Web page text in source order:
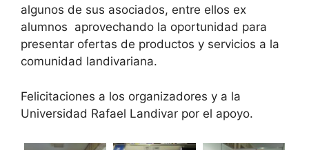
algunos de sus asociados, entre ellos ex
alumnos aprovechando la oportunidad para
presentar ofertas de productos y servicios a la
comunidad landivariana.
Felicitaciones a los organizadores y a la
Universidad Rafael Landivar por el apoyo.